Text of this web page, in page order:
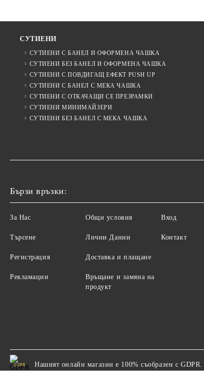
СУТИЕНИ
СУТИЕНИ С БАНЕЛ И ОФОРМЕНА ЧАШКА
СУТИЕНИ БЕЗ БАНЕЛ И ОФОРМЕНА ЧАШКА
СУТИЕНИ С ПОВДИГАЩ ЕФЕКТ PUSH UP
СУТИЕНИ С БАНЕЛ С МЕКА ЧАШКА
СУТИЕНИ С ОТКАЧАЩИ СЕ ПРЕЗРАМКИ
СУТИЕНИ МИНИМАЙЗЕРИ
СУТИЕНИ БЕЗ БАНЕЛ С МЕКА ЧАШКА
Бързи връзки:
За Нас
Търсене
Регистрация
Рекламации
Общи условия
Лични Данни
Доставка и плащане
Връщане и замяна на
продукт
Вход
Контакт
GDPR Нашият онлайн магазин е 100% съобразен с GDPR.